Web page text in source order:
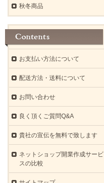
秋冬商品
お支払い方法について
配送方法・送料について
お問い合わせ
良く頂くご質問Q&A
貴社の宣伝を無料で致します
ネットショップ開業作成サービ
スの比較